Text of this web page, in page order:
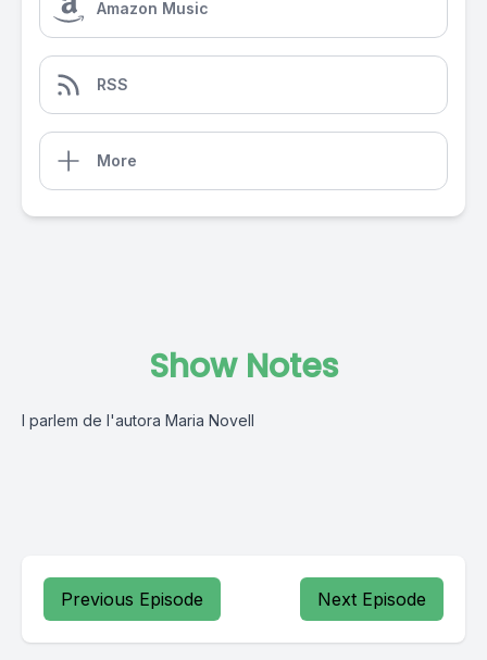
Amazon Music
RSS
More
Show Notes
I parlem de l'autora Maria Novell
Previous Episode Next Episode